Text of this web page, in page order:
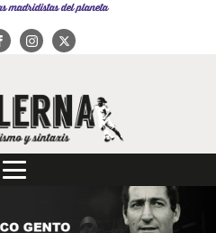
madridistas del planeta